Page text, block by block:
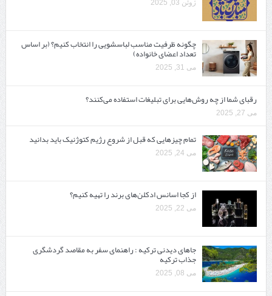
ژوئن 03, 2025
چگونه ظرفیت مناسب لباسشویی را انتخاب کنیم؟ (بر اساس
تعداد اعضای خانواده)
می 31, 2025
رقبای شما از چه روش‌هایی برای تبلیغات استفاده می‌کنند؟
می 27, 2025
تمام چیزهایی که قبل از شروع رژیم کتوژنیک باید بدانید‎
می 24, 2025
از کجا اسانس ادکلن‌های برند را تهیه کنیم؟
می 22, 2025
جاهای دیدنی ترکیه : راهنمای سفر به مقاصد گردشگری
جذاب ترکیه
می 08, 2025